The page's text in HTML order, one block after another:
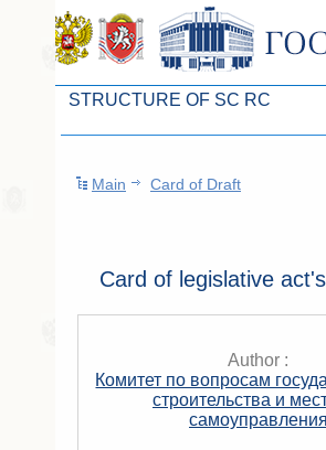
STRUCTURE OF SC RC
Presidium of SC ARC
Permanent commissions of SC
Советники Председателя ГС
Управление делами ГС РК
Main Card of Draft
Card of legislative
Author :
Комитет по вопросам
строительства и
самоуправления